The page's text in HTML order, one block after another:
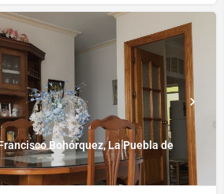
Bohórquez, La Puebla de